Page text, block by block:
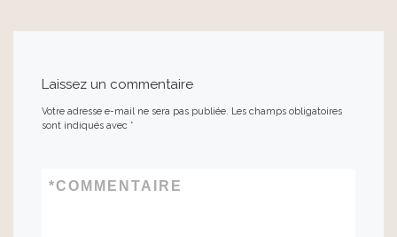
Laissez un commentaire
Votre adresse e-mail ne sera pas publiée. Les champs obligatoires
sont indiqués avec*
COMMENTAIRE
*